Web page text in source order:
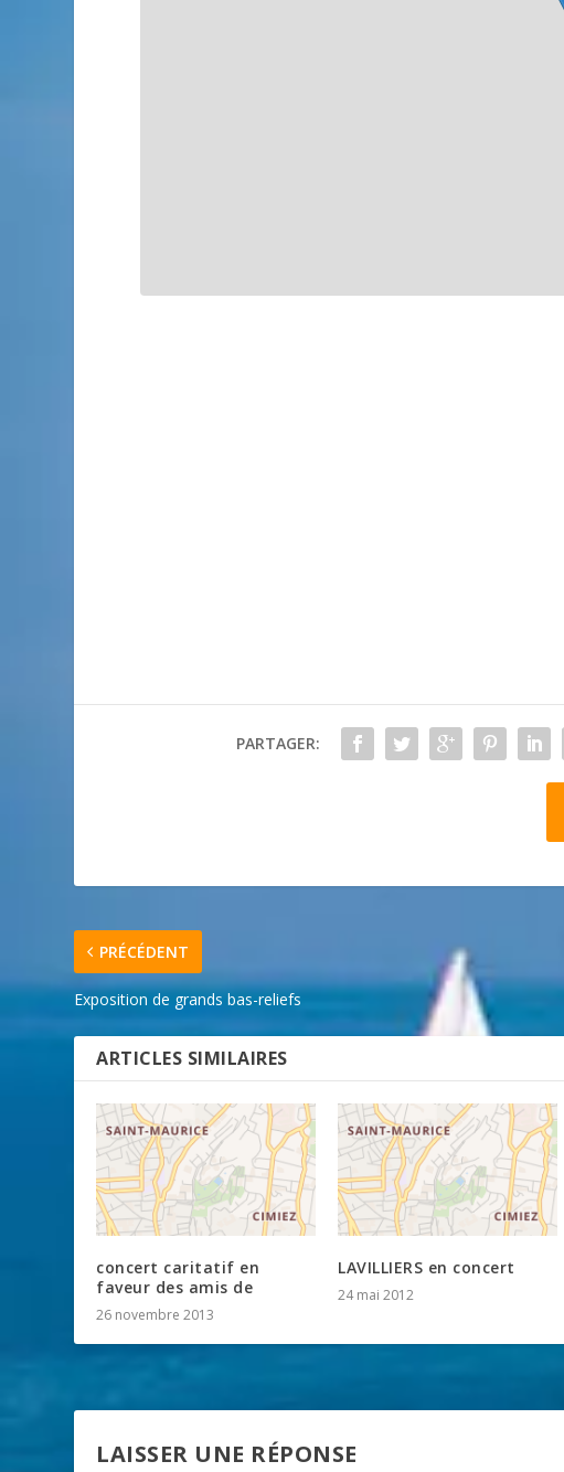
PARTAGER:
PRÉCÉDENT
Exposition de grands bas-reliefs
ARTICLES SIMILAIRES
concert caritatif en
faveur des amis de
26 novembre 2013
LAVILLIERS en concert
24 mai 2012
LAISSER UNE RÉPONSE